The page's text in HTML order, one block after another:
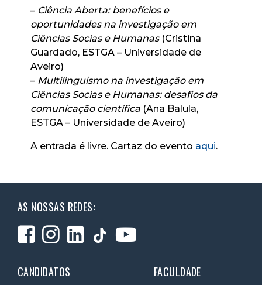
– Ciência Aberta: benefícios e
oportunidades na investigação em
Ciências Socias e Humanas(Cristina
Guardado, ESTGA – Universidade de
Aveiro)
– Multilinguismo na investigação em
Ciências Socias e Humanas: desafios da
comunicação científica (Ana Balula,
ESTGA – Universidade de Aveiro)
A entrada é livre. Cartaz do evento aqui.
AS NOSSAS REDES:
CANDIDATOS
FACULDADE